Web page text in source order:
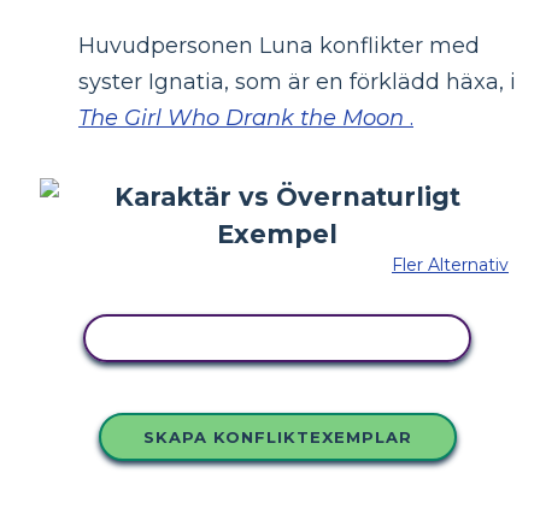
Huvudpersonen Luna konflikter med
syster Ignatia, som är en förklädd häxa, i
The Girl Who Drank the Moon .
Fler Alternativ
SKAPA KONFLIKTEXEMPLAR